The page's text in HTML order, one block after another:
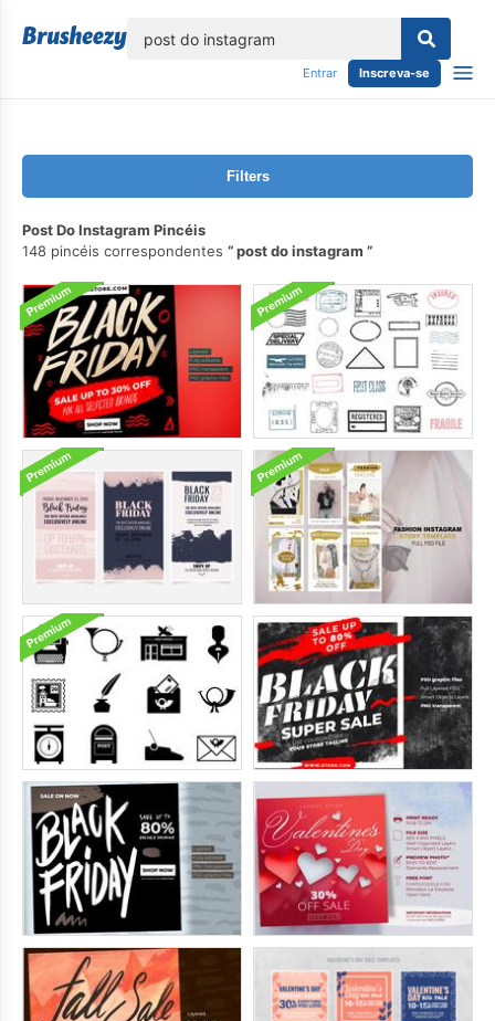
Entrar Inscreva-se
Filters
Post Do Instagram Pincéis
148 pincéis correspondentes
post do instagram